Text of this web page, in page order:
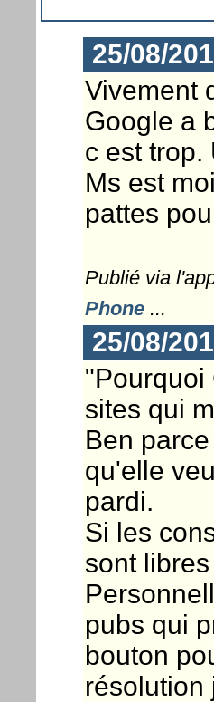
25/08/
Vivement
Google a
c est trop.
Ms est
pattes
Publié via
Phone...
25/08/
"Pourquoi
sites qui
Ben
qu'elle
pardi.
Si les
sont
pubs qui
bouton
résolution